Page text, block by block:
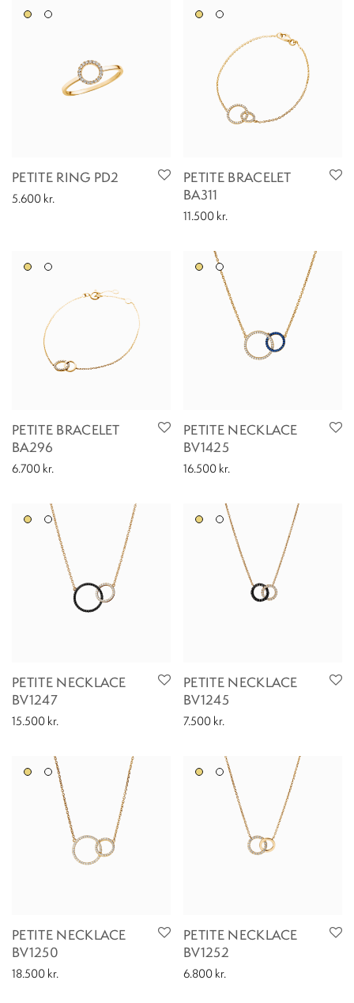
PETITE RING PD2
5.600 kr.
PETITE BRACELET
BA311
11.500 kr.
PETITE BRACELET
BA296
6.700 kr.
PETITE NECKLACE
BV1425
16.500 kr.
PETITE NECKLACE
BV1247
15.500 kr.
PETITE NECKLACE
BV1245
7.500 kr.
PETITE NECKLACE
BV1250
18.500 kr.
PETITE NECKLACE
BV1252
6.800 kr.